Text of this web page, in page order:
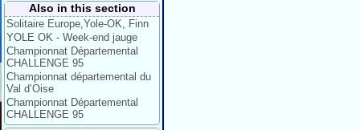
Also in this section
Solitaire Europe,Yole-OK, Finn
YOLE OK - Week-end jauge
Championnat Départemental
CHALLENGE 95
Championnat départemental du
Val d’Oise
Championnat Départemental
CHALLENGE 95